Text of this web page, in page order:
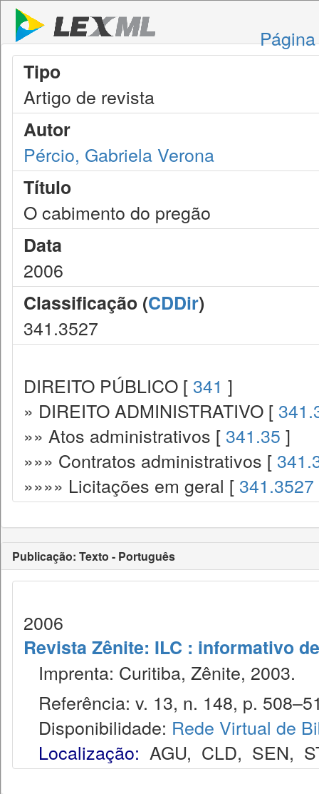
Tipo
Artigo de revista
Autor
Pércio, Gabriela Verona
Título
O cabimento do pregão
Data
2006
Classificação (CDDir)
341.3527
DIREITO PÚBLICO [ 341 ]
» DIREITO ADMINISTRATIVO [
»» Atos administrativos [ 341.35 ]
»»» Contratos administrativos [
»»»» Licitações em geral [ 341.3527
Publicação: Texto - Português
2006
Revista Zênite: ILC : informativo
Imprenta: Curitiba, Zênite, 2003.
Referência: v. 13, n. 148, p.
Disponibilidade: Rede Virtual de
Localização: AGU, CLD, SEN,